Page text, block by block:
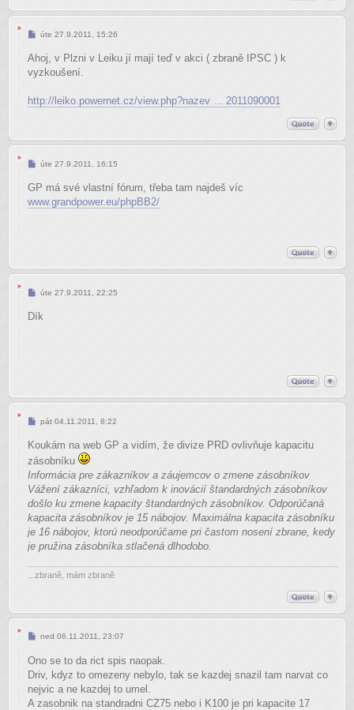
Příspěvek
úte 27.9.2011, 15:26
Ahoj, v Plzni v Leiku jí mají teď v akci ( zbraně IPSC ) k
vyzkoušení.
http://leiko.powernet.cz/view.php?nazev ... 2011090001
Příspěvek
úte 27.9.2011, 16:15
GP má své vlastní fórum, třeba tam najdeš víc
www.grandpower.eu/phpBB2/
Příspěvek
úte 27.9.2011, 22:25
Dík
Příspěvek
pát 04.11.2011, 8:22
Koukám na web GP a vidím, že divize PRD ovlivňuje kapacitu
zásobníku
Informácia pre zákazníkov a záujemcov o zmene zásobníkov
Vážení zákazníci, vzhľadom k inovácií štandardných zásobníkov
došlo ku zmene kapacity štandardných zásobníkov. Odporúčaná
kapacita zásobníkov je 15 nábojov. Maximálna kapacita zásobníku
je 16 nábojov, ktorú neodporúčame pri častom nosení zbrane, kedy
je pružina zásobníka stlačená dlhodobo.
...zbraně, mám zbraně
Příspěvek
ned 06.11.2011, 23:07
Ono se to da rict spis naopak.
Driv, kdyz to omezeny nebylo, tak se kazdej snazil tam narvat co
nejvic a ne kazdej to umel.
A zasobnik na standradni CZ75 nebo i K100 je pri kapacite 17